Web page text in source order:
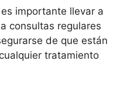
es importante llevar a
consultas regulares
de que están
tratamiento